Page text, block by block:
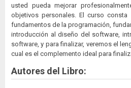
usted pueda mejorar
objetivos personales. El curso
fundamentos de la programación,
introducción al diseño del software,
software, y para finalizar, veremos el
cual es el complemento ideal para
Autores del Libro: